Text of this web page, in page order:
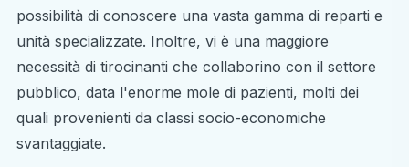
possibilità di conoscere una vasta gamma di reparti e
unità specializzate. Inoltre, vi è una maggiore
necessità di tirocinanti che collaborino con il settore
pubblico, data l'enorme mole di pazienti, molti dei
quali provenienti da classi socio-economiche
svantaggiate.